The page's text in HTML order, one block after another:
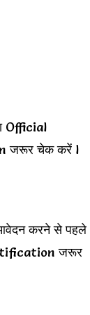
Official
जरूर चेक करें l
करने से पहले
जरूर